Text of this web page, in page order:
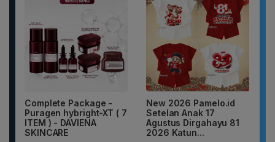
Complete Package -
Puragen hybright-XT ( 7
ITEM ) - DAVIENA
SKINCARE
New 2026 Pamelo.id
Setelan Anak 17
Agustus Dirgahayu 81
2026 Katun...